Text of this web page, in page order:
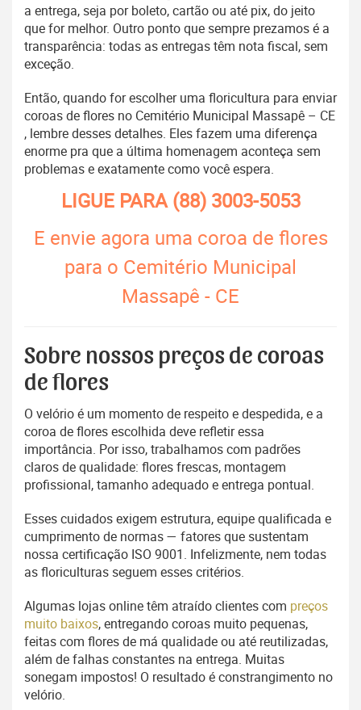
a entrega, seja por boleto, cartão ou até pix, do jeito
que for melhor. Outro ponto que sempre prezamos é a
transparência: todas as entregas têm nota fiscal, sem
exceção.
Então, quando for escolher uma floricultura para enviar
coroas de flores no Cemitério Municipal Massapê – CE
, lembre desses detalhes. Eles fazem uma diferença
enorme pra que a última homenagem aconteça sem
problemas e exatamente como você espera.
LIGUE PARA(88) 3003-5053
E envie agora uma coroa de flores
para o Cemitério Municipal
Massapê - CE
Sobre nossos preços de coroas
de flores
O velório é um momento de respeito e despedida, e a
coroa de flores escolhida deve refletir essa
importância. Por isso, trabalhamos com padrões
claros de qualidade: flores frescas, montagem
profissional, tamanho adequado e entrega pontual.
Esses cuidados exigem estrutura, equipe qualificada e
cumprimento de normas — fatores que sustentam
nossa certificação ISO 9001. Infelizmente, nem todas
as floriculturas seguem esses critérios.
Algumas lojas online têm atraído clientes com preços
muito baixos, entregando coroas muito pequenas,
feitas com flores de má qualidade ou até reutilizadas,
além de falhas constantes na entrega. Muitas
sonegam impostos! O resultado é constrangimento no
velório.